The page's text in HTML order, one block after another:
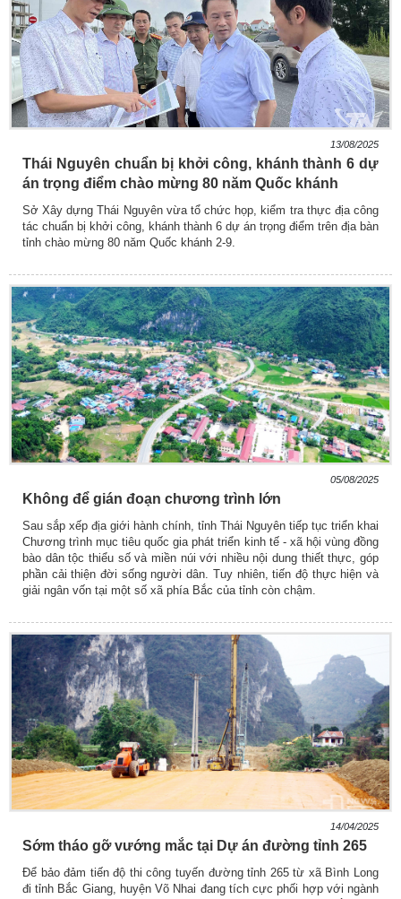
13/08/2025
Thái Nguyên chuẩn bị khởi công, khánh thành 6 dự
án trọng điểm chào mừng 80 năm Quốc khánh
Sở Xây dựng Thái Nguyên vừa tổ chức họp, kiểm tra thực địa công
tác chuẩn bị khởi công, khánh thành 6 dự án trọng điểm trên địa bàn
tỉnh chào mừng 80 năm Quốc khánh 2-9.
05/08/2025
Không để gián đoạn chương trình lớn
Sau sắp xếp địa giới hành chính, tỉnh Thái Nguyên tiếp tục triển khai
Chương trình mục tiêu quốc gia phát triển kinh tế - xã hội vùng đồng
bào dân tộc thiểu số và miền núi với nhiều nội dung thiết thực, góp
phần cải thiện đời sống người dân. Tuy nhiên, tiến độ thực hiện và
giải ngân vốn tại một số xã phía Bắc của tỉnh còn chậm.
14/04/2025
Sớm tháo gỡ vướng mắc tại Dự án đường tỉnh 265
Để bảo đảm tiến độ thi công tuyến đường tỉnh 265 từ xã Bình Long
đi tỉnh Bắc Giang, huyện Võ Nhai đang tích cực phối hợp với ngành